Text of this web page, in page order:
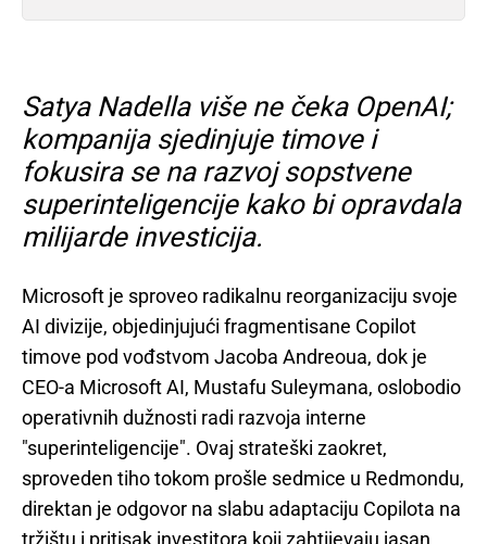
Satya Nadella više ne čeka OpenAI;
kompanija sjedinjuje timove i
fokusira se na razvoj sopstvene
superinteligencije kako bi opravdala
milijarde investicija.
Microsoft je sproveo radikalnu reorganizaciju svoje
AI divizije, objedinjujući fragmentisane Copilot
timove pod vođstvom Jacoba Andreoua, dok je
CEO-a Microsoft AI, Mustafu Suleymana, oslobodio
operativnih dužnosti radi razvoja interne
"superinteligencije". Ovaj strateški zaokret,
sproveden tiho tokom prošle sedmice u Redmondu,
direktan je odgovor na slabu adaptaciju Copilota na
tržištu i pritisak investitora koji zahtijevaju jasan